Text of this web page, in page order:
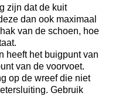
zijn dat de kuit
dan ook maximaal
van de schoen, hoe
heeft het buigpunt van
van de voorvoet.
op de wreef die niet
Gebruik